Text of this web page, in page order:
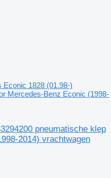
Econic 1828 (01.98-)
Mercedes-Benz Econic (1998-
pneumatische klep
2014) vrachtwagen